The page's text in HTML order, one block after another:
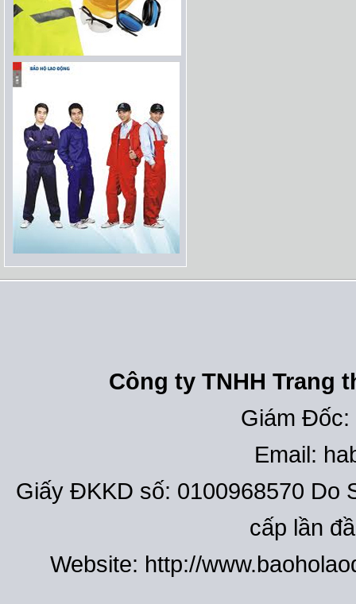
Công ty TNHH Trang
Giám Đốc:
Email:
Giấy ĐKKD số: 0100968570 Do
cấp lần
Website: http://